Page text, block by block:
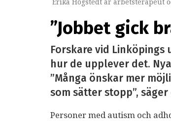
Erika Högstedt är arbetsterapeut
”Jobbet gick
Forskare vid
hur de upplever det.
”Många önskar mer
som sätter stopp”,
Personer med autism och